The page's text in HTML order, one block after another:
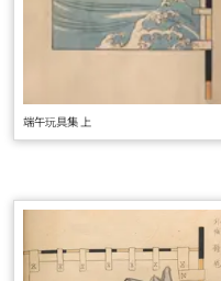
端午玩具集 上